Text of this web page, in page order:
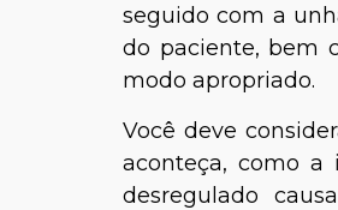
seguido com a
do paciente, bem
modo apropriado.
Você deve
aconteça, como a
desregulado causa